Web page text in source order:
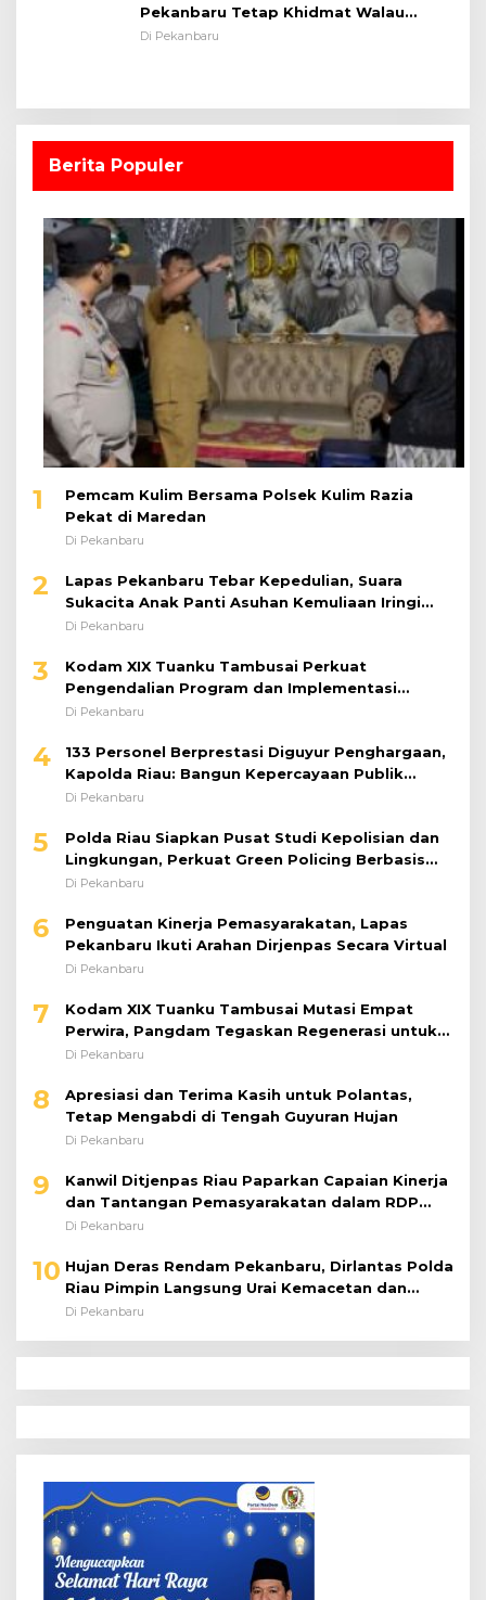
Pekanbaru Tetap Khidmat Walau
Dalam Ruangan
Di Pekanbaru
Berita Populer
1
Pemcam Kulim Bersama Polsek Kulim Razia
Pekat di Maredan
Di Pekanbaru
2
Lapas Pekanbaru Tebar Kepedulian, Suara
Sukacita Anak Panti Asuhan Kemuliaan Iringi
Bantuan Sosial
Di Pekanbaru
3
Kodam XIX Tuanku Tambusai Perkuat
Pengendalian Program dan Implementasi
Doktrin TNI AD
Di Pekanbaru
4
133 Personel Berprestasi Diguyur Penghargaan,
Kapolda Riau: Bangun Kepercayaan Publik
dengan Karya Nyata
Di Pekanbaru
5
Polda Riau Siapkan Pusat Studi Kepolisian dan
Lingkungan, Perkuat Green Policing Berbasis
Riset
Di Pekanbaru
6
Penguatan Kinerja Pemasyarakatan, Lapas
Pekanbaru Ikuti Arahan Dirjenpas Secara Virtual
Di Pekanbaru
7
Kodam XIX Tuanku Tambusai Mutasi Empat
Perwira, Pangdam Tegaskan Regenerasi untuk
Perkuat Kinerja Satuan
Di Pekanbaru
8
Apresiasi dan Terima Kasih untuk Polantas,
Tetap Mengabdi di Tengah Guyuran Hujan
Di Pekanbaru
9
Kanwil Ditjenpas Riau Paparkan Capaian Kinerja
dan Tantangan Pemasyarakatan dalam RDP
Bersama Komisi XIII DPR RI
Di Pekanbaru
10 Hujan Deras Rendam Pekanbaru, Dirlantas Polda
Riau Pimpin Langsung Urai Kemacetan dan
Bantu Pengendara
Di Pekanbaru